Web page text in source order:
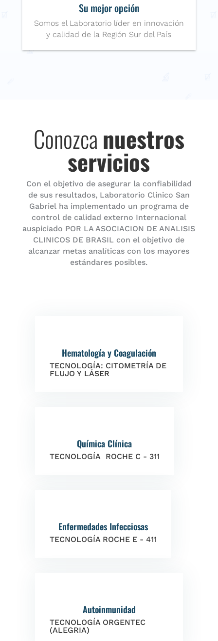
Su mejor opción
Somos el Laboratorio líder en innovación
y calidad de la Región Sur del País
Conozca nuestros
servicios
Con el objetivo de asegurar la confiabilidad
de sus resultados, Laboratorio Clínico San
Gabriel ha implementado un programa de
control de calidad externo Internacional
auspiciado POR LA ASOCIACION DE ANALISIS
CLINICOS DE BRASIL con el objetivo de
alcanzar metas analíticas con los mayores
estándares posibles.
Hematología y Coagulación
TECNOLOGÍA: CITOMETRÍA DE
FLUJO Y LÁSER
Química Clínica
TECNOLOGÍA ROCHE C - 311
Enfermedades Infecciosas
TECNOLOGÍA ROCHE E - 411
Autoinmunidad
TECNOLOGÍA ORGENTEC
(ALEGRIA)